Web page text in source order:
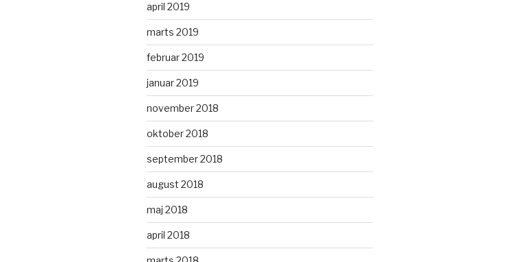
april 2019
marts 2019
februar 2019
januar 2019
november 2018
oktober 2018
september 2018
august 2018
maj 2018
april 2018